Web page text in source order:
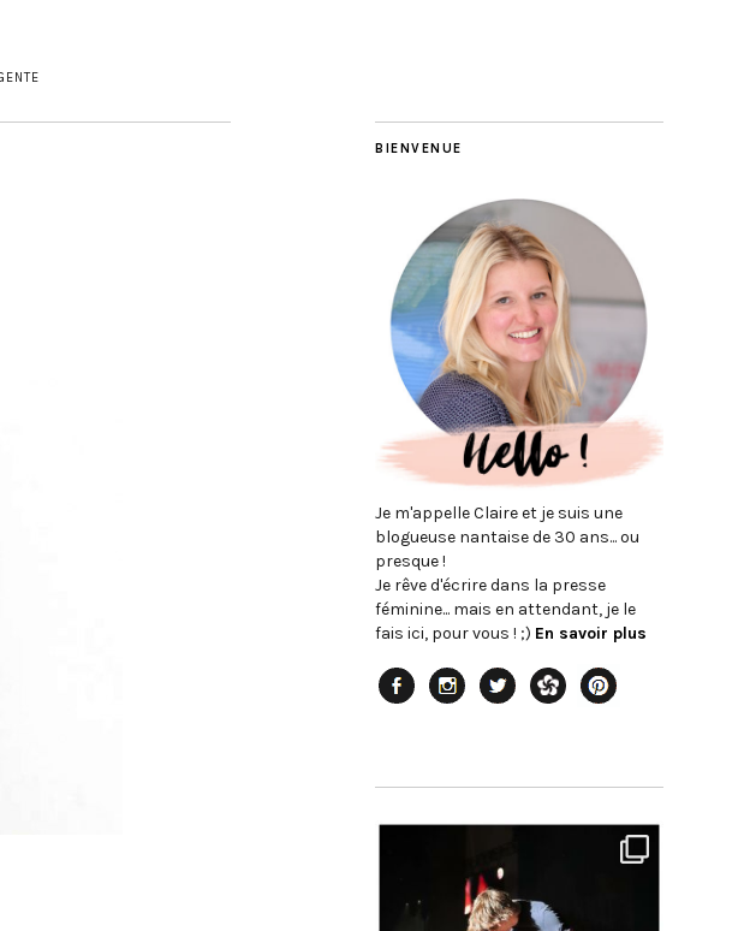
BIENVENUE
Je m'appelle Claire et je suis une
blogueuse nantaise de 30 ans... ou
presque !
Je rêve d'écrire dans la presse
féminine... mais en attendant, je le
fais ici, pour vous ! ;) En savoir plus